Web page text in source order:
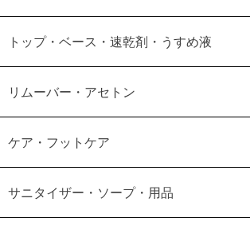
トップ・ベース・速乾剤・うすめ液
リムーバー・アセトン
ケア・フットケア
サニタイザー・ソープ・用品